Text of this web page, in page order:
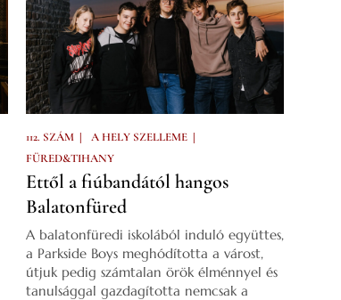
112. SZÁM | A HELY SZELLEME |
FÜRED&TIHANY
Ettől a fiúbandától hangos
Balatonfüred
A balatonfüredi iskolából induló együttes,
a Parkside Boys meghódította a várost,
útjuk pedig számtalan örök élménnyel és
tanulsággal gazdagította nemcsak a